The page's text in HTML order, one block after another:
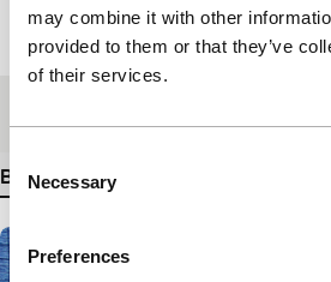
may combine it with other
provided to them or that they’ve
of their services.
Selection
Necessary
Preferences
Lengte 83'
Bekijk meer details